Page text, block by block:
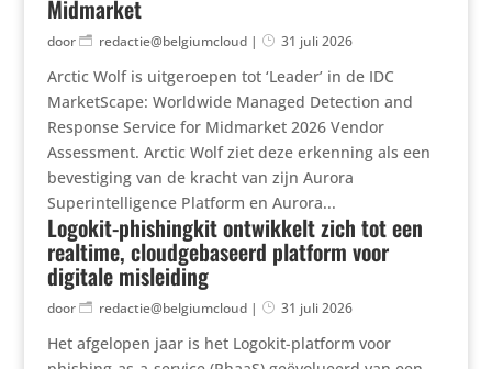
Midmarket
door redactie@belgiumcloud| 31 juli 2026
Arctic Wolf is uitgeroepen tot ‘Leader’ in de IDC
MarketScape: Worldwide Managed Detection and
Response Service for Midmarket 2026 Vendor
Assessment. Arctic Wolf ziet deze erkenning als een
bevestiging van de kracht van zijn Aurora
Superintelligence Platform en Aurora...
Logokit-phishingkit ontwikkelt zich tot een
realtime, cloudgebaseerd platform voor
digitale misleiding
door redactie@belgiumcloud| 31 juli 2026
Het afgelopen jaar is het Logokit-platform voor